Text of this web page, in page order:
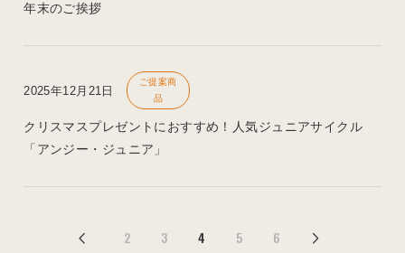
年末のご挨拶
2025年12月21日
ご提案商
品
クリスマスプレゼントにおすすめ！人気ジュニアサイクル
「アンジー・ジュニア」
2 3 4 5 6